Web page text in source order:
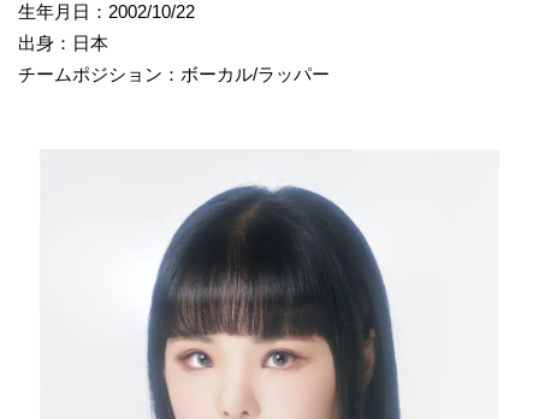
生年月日：2002/10/22
出身：日本
チームポジション：ボーカル/ラッパー